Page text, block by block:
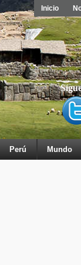
Inicio
Perú Mundo